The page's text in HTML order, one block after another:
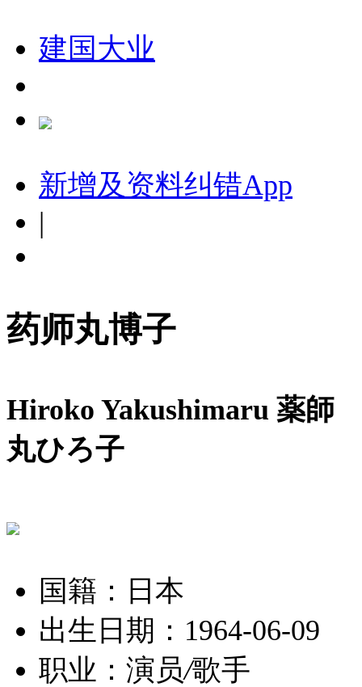
建国大业
新增及资料纠错App
|
药师丸博子
Hiroko Yakushimaru 薬師
丸ひろ子
国籍：日本
出生日期：1964-06-09
职业：演员/歌手